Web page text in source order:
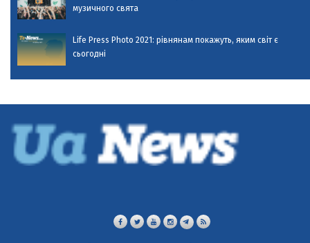
музичного свята
Life Press Photo 2021: рівнянам покажуть, яким світ є
сьогодні